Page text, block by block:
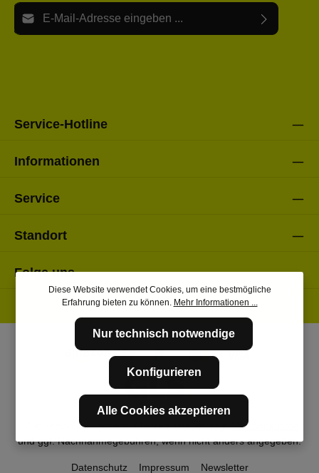
E-Mail-Adresse*
Service-Hotline
Informationen
Service
Standort
Folge uns
* Alle Preise inkl. gesetzl. Mehrwertsteuer zzgl.Versandkosten
und ggf. Nachnahmegebühren, wenn nicht anders angegeben.
Datenschutz Impressum Newsletter
Diese Website verwendet Cookies, um eine bestmögliche
Erfahrung bieten zu können. Mehr Informationen ...
Nur technisch notwendige
Konfigurieren
Alle Cookies akzeptieren